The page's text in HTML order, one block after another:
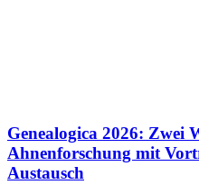
Genealogica 2026: Zwei
Ahnenforschung mit
Austausch